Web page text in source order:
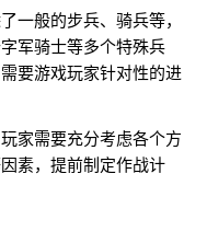
一般的步兵、骑兵等，
军骑士等多个特殊兵
要游戏玩家针对性的进
家需要充分考虑各个方
素，提前制定作战计